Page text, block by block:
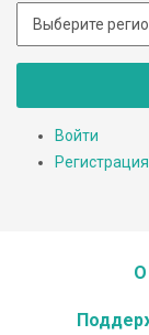
Войти
Регистрация
О